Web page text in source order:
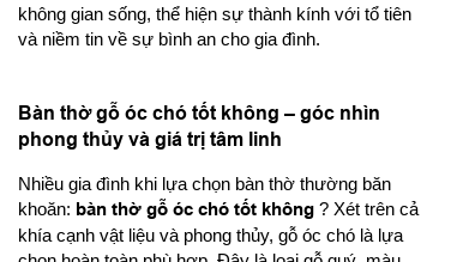
không gian sống, thể hiện sự thành kính với tổ tiên
và niềm tin về sự bình an cho gia đình.
Bàn thờ gỗ óc chó tốt không – góc nhìn
phong thủy và giá trị tâm linh
Nhiều gia đình khi lựa chọn bàn thờ thường băn
khoăn: bàn thờ gỗ óc chó tốt không ? Xét trên cả
khía cạnh vật liệu và phong thủy, gỗ óc chó là lựa